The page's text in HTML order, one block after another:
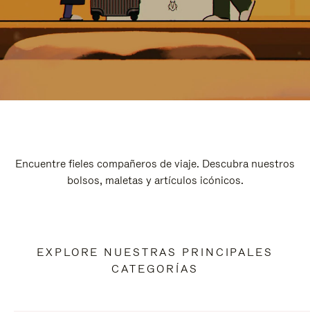
Encuentre fieles compañeros de viaje. Descubra nuestros
bolsos, maletas y artículos icónicos.
EXPLORE NUESTRAS PRINCIPALES
CATEGORÍAS